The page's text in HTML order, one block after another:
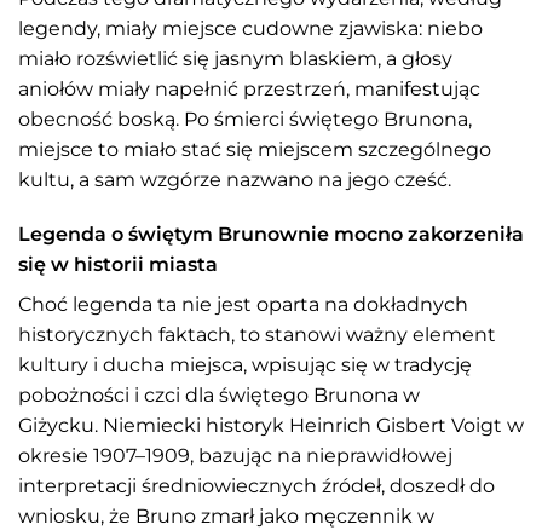
legendy, miały miejsce cudowne zjawiska: niebo
miało rozświetlić się jasnym blaskiem, a głosy
aniołów miały napełnić przestrzeń, manifestując
obecność boską. Po śmierci świętego Brunona,
miejsce to miało stać się miejscem szczególnego
kultu, a sam wzgórze nazwano na jego cześć.
Legenda o świętym Brunownie mocno zakorzeniła
się w historii miasta
Choć legenda ta nie jest oparta na dokładnych
historycznych faktach, to stanowi ważny element
kultury i ducha miejsca, wpisując się w tradycję
pobożności i czci dla świętego Brunona w
Giżycku. Niemiecki historyk Heinrich Gisbert Voigt w
okresie 1907–1909, bazując na nieprawidłowej
interpretacji średniowiecznych źródeł, doszedł do
wniosku, że Bruno zmarł jako męczennik w